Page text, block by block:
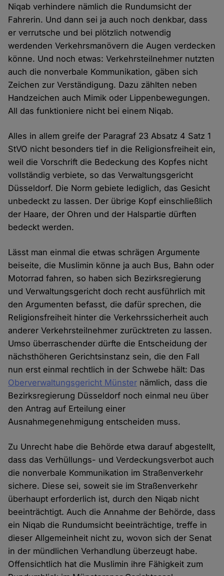
Niqab verhindere nämlich die Rundumsicht der
Fahrerin. Und dann sei ja auch noch denkbar, dass
er verrutsche und bei plötzlich notwendig
werdenden Verkehrsmanövern die Augen verdecken
könne. Und noch etwas: Verkehrsteilnehmer nutzten
auch die nonverbale Kommunikation, gäben sich
Zeichen zur Verständigung. Dazu zählten neben
Handzeichen auch Mimik oder Lippenbewegungen.
All das funktioniere nicht bei einem Niqab.
Alles in allem greife der Paragraf 23 Absatz 4 Satz 1
StVO nicht besonders tief in die Religionsfreiheit ein,
weil die Vorschrift die Bedeckung des Kopfes nicht
vollständig verbiete, so das Verwaltungsgericht
Düsseldorf. Die Norm gebiete lediglich, das Gesicht
unbedeckt zu lassen. Der übrige Kopf einschließlich
der Haare, der Ohren und der Halspartie dürften
bedeckt werden.
Lässt man einmal die etwas schrägen Argumente
beiseite, die Muslimin könne ja auch Bus, Bahn oder
Motorrad fahren, so haben sich Bezirksregierung
und Verwaltungsgericht doch recht ausführlich mit
den Argumenten befasst, die dafür sprechen, die
Religionsfreiheit hinter die Verkehrssicherheit auch
anderer Verkehrsteilnehmer zurücktreten zu lassen.
Umso überraschender dürfte die Entscheidung der
nächsthöheren Gerichtsinstanz sein, die den Fall
nun erst einmal rechtlich in der Schwebe hält: Das
Oberverwaltungsgericht Münster nämlich, dass die
Bezirksregierung Düsseldorf noch einmal neu über
den Antrag auf Erteilung einer
Ausnahmegenehmigung entscheiden muss.
Zu Unrecht habe die Behörde etwa darauf abgestellt,
dass das Verhüllungs- und Verdeckungsverbot auch
die nonverbale Kommunikation im Straßenverkehr
sichere. Diese sei, soweit sie im Straßenverkehr
überhaupt erforderlich ist, durch den Niqab nicht
beeinträchtigt. Auch die Annahme der Behörde, dass
ein Niqab die Rundumsicht beeinträchtige, treffe in
dieser Allgemeinheit nicht zu, wovon sich der Senat
in der mündlichen Verhandlung überzeugt habe.
Offensichtlich hat die Muslimin ihre Fähigkeit zum